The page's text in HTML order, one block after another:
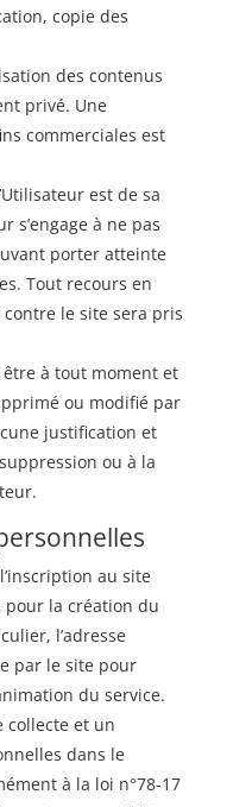
copie des
des contenus
privé. Une
commerciales est
est de sa
s’engage à ne pas
porter atteinte
Tout recours en
le site sera pris
être à tout moment et
ou modifié par
justification et
ou à la
au site
pour la création du
l’adresse
par le site pour
du service.
collecte et un
dans le
à la loi n°78-17